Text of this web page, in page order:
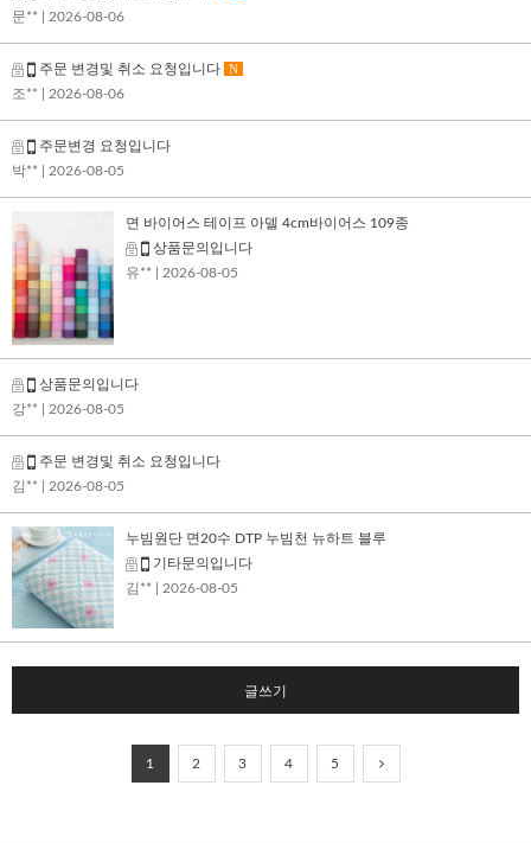
문**
| 2026-08-06
주문 변경및 취소 요청입니다 N
조**
| 2026-08-06
주문변경 요청입니다
박**
| 2026-08-05
면 바이어스 테이프 아델 4cm바이어스 109종
상품문의입니다
유**
| 2026-08-05
상품문의입니다
강**
| 2026-08-05
주문 변경및 취소 요청입니다
김**
| 2026-08-05
누빔원단 면20수 DTP 누빔천 뉴하트 블루
기타문의입니다
김**
| 2026-08-05
글쓰기
1 2 3 4 5